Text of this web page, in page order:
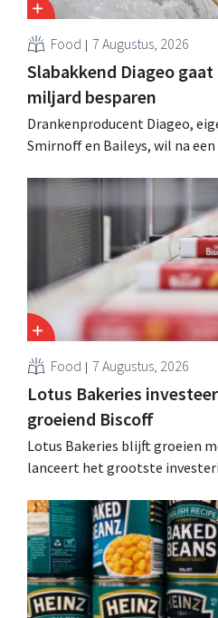
Food 7 Augustus, 2026
Slabakkend Diageo gaat
miljard besparen
Drankenproducent Diageo,
Smirnoff en Baileys, wil na
andere Guiness en
Food 7 Augustus, 2026
Lotus Bakeries
groeiend Biscoff
Lotus Bakeries blijft groeien
lanceert het grootste
moeten dit momentum